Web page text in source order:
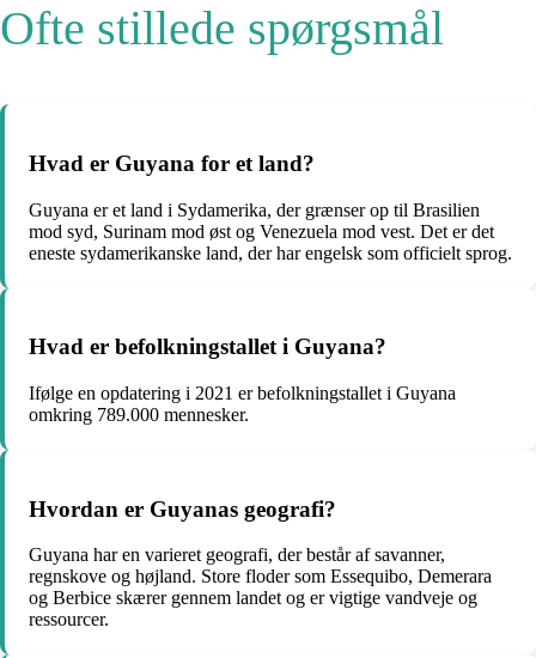
Ofte stillede spørgsmål
Hvad er Guyana for et land?
Guyana er et land i Sydamerika, der grænser op til Brasilien
mod syd, Surinam mod øst og Venezuela mod vest. Det er det
eneste sydamerikanske land, der har engelsk som officielt sprog.
Hvad er befolkningstallet i Guyana?
Ifølge en opdatering i 2021 er befolkningstallet i Guyana
omkring 789.000 mennesker.
Hvordan er Guyanas geografi?
Guyana har en varieret geografi, der består af savanner,
regnskove og højland. Store floder som Essequibo, Demerara
og Berbice skærer gennem landet og er vigtige vandveje og
ressourcer.